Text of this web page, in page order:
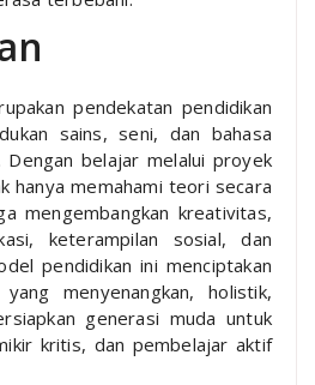
pendekatan pendidikan
sains, seni, dan bahasa
Dengan belajar melalui proyek
hanya memahami teori secara
mengembangkan kreativitas,
keterampilan sosial, dan
pendidikan ini menciptakan
menyenangkan, holistik,
generasi muda untuk
kritis, dan pembelajar aktif